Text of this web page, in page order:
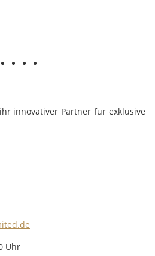
innovativer Partner für exklusive
Uhr